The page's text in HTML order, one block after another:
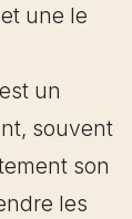
une le
un
souvent
son
les